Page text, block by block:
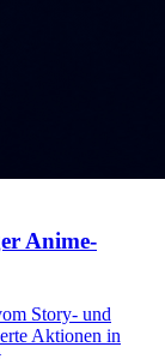
Anime-
Story- und
Aktionen in